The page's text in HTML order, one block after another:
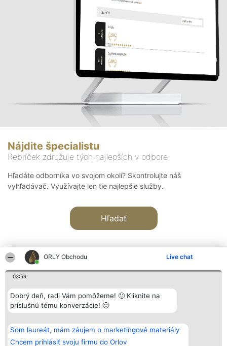
ORLY Obchodu Live chat
03:59
Dobrý deň, radi Vám pomôžeme! 🙂 Kliknite na
príslušnú tému konverzácie! 🙂
Som laureát, mám záujem o marketingové materiály
Chcem prihlásiť svoju firmu do Orlov
Nájdite špecialistu
Rebríček združuje tých najlepších v odbore
Hľadáte odborníka vo svojom okolí? Skontrolujte náš
vyhľadávač. Využívajte len tie najlepšie služby.
Hľadať
Organizátor hodnotenia
Bright Side Solutions sp. z o.
o. sp. k.
Wrocław 50-079
KRS 0000749100 | Regon
381313360 | NIP 8943132676
Hodnotenie
Laureáti
Lista
Laureatów
Podmienky
Obchodné
Kontakt
Kontakt